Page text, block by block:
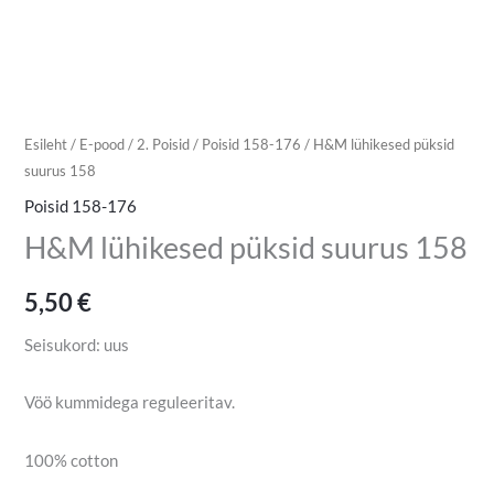
Esileht/ E-pood/2. Poisid/ Poisid 158-176 / H&M lühikesed püksid
suurus 158
Poisid 158-176
H&M lühikesed püksid suurus 158
5,50€
Seisukord: uus
Vöö kummidega reguleeritav.
100% cotton